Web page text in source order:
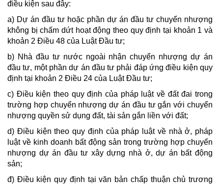
điều kiện sau đây:
a) Dự án đầu tư hoặc phần dự án đầu tư chuyển nhượng
không bị chấm dứt hoạt động theo quy định tại khoản 1 và
khoản 2 Điều 48 của Luật Đầu tư;
b) Nhà đầu tư nước ngoài nhận chuyển nhượng dự án
đầu tư, một phần dự án đầu tư phải đáp ứng điều kiện quy
định tại khoản 2 Điều 24 của Luật Đầu tư;
c) Điều kiện theo quy định của pháp luật về đất đai trong
trường hợp chuyển nhượng dự án đầu tư gắn với chuyển
nhượng quyền sử dụng đất, tài sản gắn liền với đất;
d) Điều kiện theo quy định của pháp luật về nhà ở, pháp
luật về kinh doanh bất động sản trong trường hợp chuyển
nhượng dự án đầu tư xây dựng nhà ở, dự án bất động
sản;
đ) Điều kiện quy định tại văn bản chấp thuận chủ trương